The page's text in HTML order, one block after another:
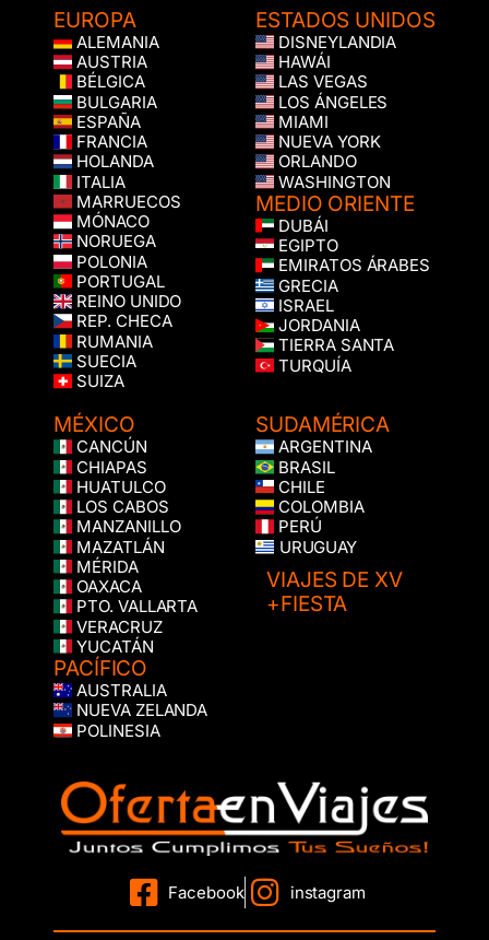
EUROPA
ALEMANIA
AUSTRIA
BÉLGICA
BULGARIA
ESPAÑA
FRANCIA
HOLANDA
ITALIA
MARRUECOS
MÓNACO
NORUEGA
POLONIA
PORTUGAL
REINO UNIDO
REP. CHECA
RUMANIA
SUECIA
SUIZA
ESTADOS UNIDOS
DISNEYLANDIA
HAWÁI
LAS VEGAS
LOS ÁNGELES
MIAMI
NUEVA YORK
ORLANDO
WASHINGTON
MEDIO ORIENTE
DUBÁI
EGIPTO
EMIRATOS ÁRABES
GRECIA
ISRAEL
JORDANIA
TIERRA SANTA
TURQUÍA
MÉXICO
CANCÚN
CHIAPAS
HUATULCO
LOS CABOS
MANZANILLO
MAZATLÁN
MÉRIDA
OAXACA
PTO. VALLARTA
VERACRUZ
YUCATÁN
PACÍFICO
AUSTRALIA
NUEVA ZELANDA
POLINESIA
SUDAMÉRICA
ARGENTINA
BRASIL
CHILE
COLOMBIA
PERÚ
URUGUAY
VIAJES DE XV
+FIESTA
Facebook instagram